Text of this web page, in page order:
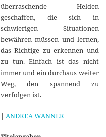
überraschende Helden
geschaffen, die sich in
schwierigen Situationen
bewähren müssen und lernen,
das Richtige zu erkennen und
zu tun. Einfach ist das nicht
immer und ein durchaus weiter
Weg, den spannend zu
verfolgen ist.
| ANDREA WANNER